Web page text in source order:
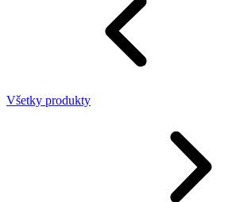
Všetky produkty